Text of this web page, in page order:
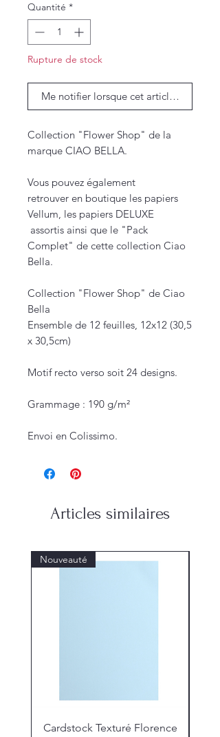
Quantité *
Rupture de stock
Me notifier lorsque cet article est
Collection "Flower Shop" de la
marque CIAO BELLA.
Vous pouvez également
retrouver en boutique les papiers
Vellum, les papiers DELUXE
assortis ainsi que le "Pack
Complet" de cette collection Ciao
Bella.
Collection "Flower Shop" de Ciao
Bella
Ensemble de 12 feuilles, 12x12 (30,5
x 30,5cm)
Motif recto verso soit 24 designs.
Grammage : 190 g/m²
Envoi en Colissimo.
Articles similaires
Nouveauté
Cardstock Texturé Florence